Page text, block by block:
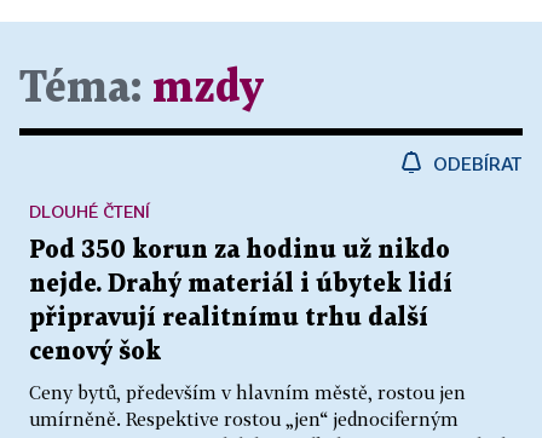
Téma: mzdy
ODEBÍRAT
Pod 350 korun za hodinu už nikdo
nejde. Drahý materiál i úbytek lidí
připravují realitnímu trhu další
cenový šok
Ceny bytů, především v hlavním městě, rostou jen
umírněně. Respektive rostou „jen“ jednociferným
DLOUHÉ ČTENÍ